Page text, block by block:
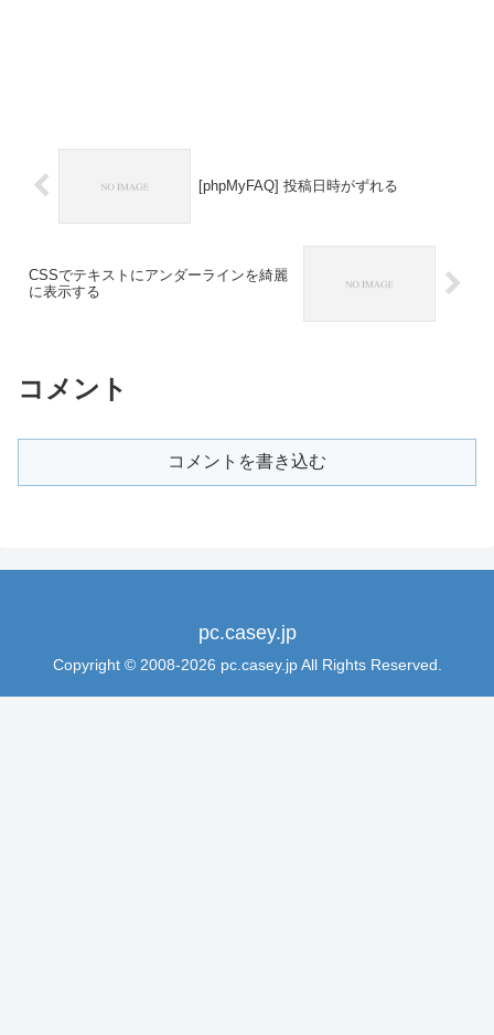
[phpMyFAQ] 投稿日時がずれる
CSSでテキストにアンダーラインを綺麗
に表示する
コメント
コメントを書き込む
pc.casey.jp
Copyright © 2008-2026 pc.casey.jp All Rights Reserved.